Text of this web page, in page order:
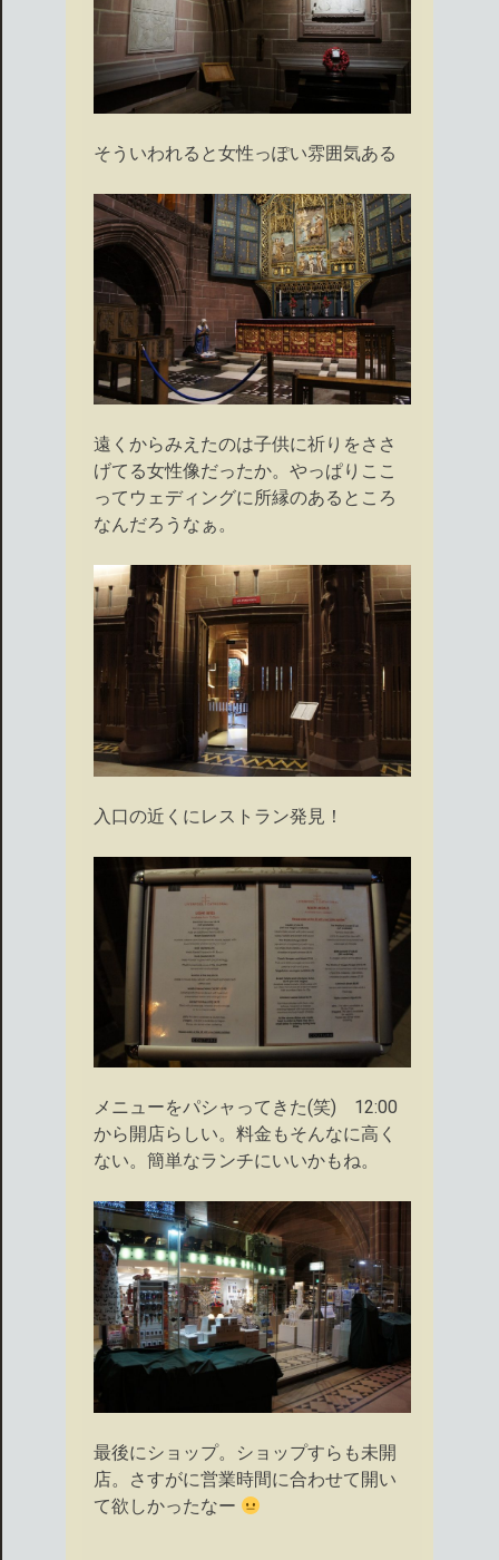
そういわれると女性っぽい雰囲気ある
遠くからみえたのは子供に祈りをささ
げてる女性像だったか。やっぱりここ
ってウェディングに所縁のあるところ
なんだろうなぁ。
入口の近くにレストラン発見！
メニューをパシャってきた(笑) 12:00
から開店らしい。料金もそんなに高く
ない。簡単なランチにいいかもね。
最後にショップ。ショップすらも未開
店。さすがに営業時間に合わせて開い
て欲しかったなー